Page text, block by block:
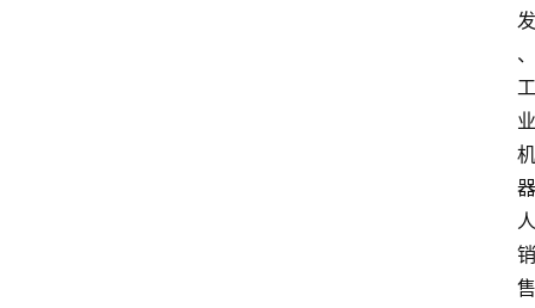
发
、
工
业
机
器
人
销
售